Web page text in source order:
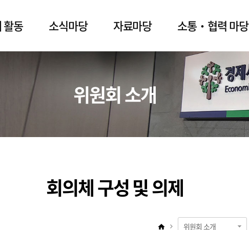
활동 소식마당 자료마당 소통‧협력 마당
위원회 소개
회의체 구성 및 의제
위원회 소개